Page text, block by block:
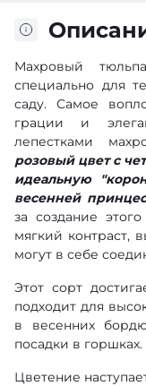
Махровый
специально для
саду. Самое
грации и
лепестками
розовый цвет с
идеальную
весенней
за создание
мягкий контраст,
могут в себе
Этот сорт
подходит для
в весенних
посадки в горшках.
Цветение